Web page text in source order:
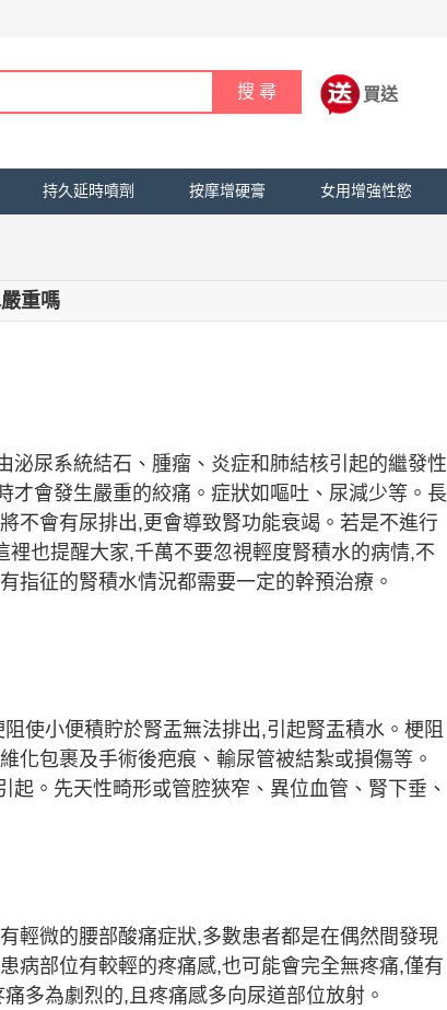
買送
持久延時噴劑 按摩增硬膏 女用增強性慾
重嗎
尿系統結石、腫瘤、炎症和肺結核引起的繼發性
會發生嚴重的絞痛。症狀如嘔吐、尿減少等。長
不會有尿排出,更會導致腎功能衰竭。若是不進行
也提醒大家,千萬不要忽視輕度腎積水的病情,不
指征的腎積水情況都需要一定的幹預治療。
使小便積貯於腎盂無法排出,引起腎盂積水。梗阻
化包裹及手術後疤痕、輸尿管被結紮或損傷等。
。先天性畸形或管腔狹窄、異位血管、腎下垂、
輕微的腰部酸痛症狀,多數患者都是在偶然間發現
病部位有較輕的疼痛感,也可能會完全無疼痛,僅有
多為劇烈的,且疼痛感多向尿道部位放射。